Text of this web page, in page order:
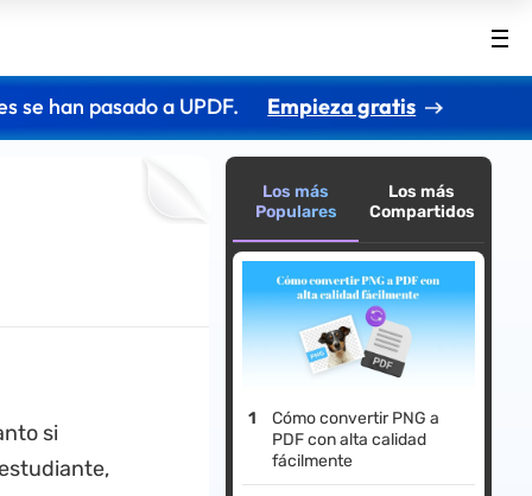
se han pasado a UPDF. Empieza gratis
si
Los más
Populares
Los más
Compartidos
Cómo convertir PNG a
PDF con alta calidad
fácilmente